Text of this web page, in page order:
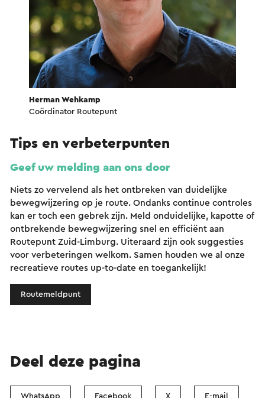
Herman Wehkamp
Coördinator Routepunt
Tips en verbeterpunten
Geef uw melding aan ons door
Niets zo vervelend als het ontbreken van duidelijke
bewegwijzering op je route. Ondanks continue controles
kan er toch een gebrek zijn. Meld onduidelijke, kapotte of
ontbrekende bewegwijzering snel en efficiënt aan
Routepunt Zuid-Limburg. Uiteraard zijn ook suggesties
voor verbeteringen welkom. Samen houden we al onze
recreatieve routes up-to-date en toegankelijk!
Routemeldpunt
Deel deze pagina